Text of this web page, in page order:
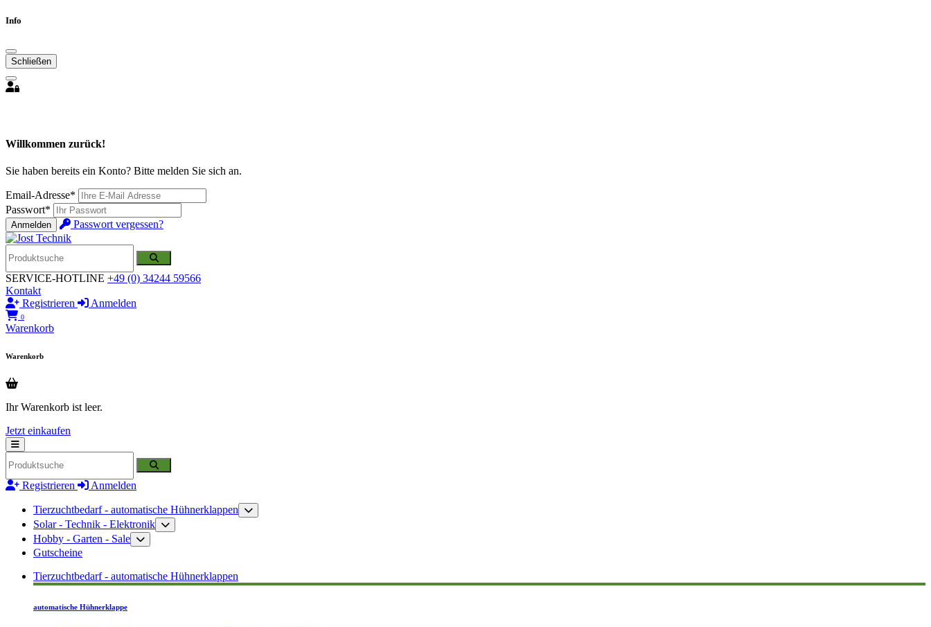
Info
Schließen
Willkommen zurück!
Sie haben bereits ein Konto? Bitte melden Sie sich an.
Email-Adresse*
Passwort*
Anmelden Passwort vergessen?
SERVICE-HOTLINE +49 (0) 34244 59566
Kontakt
Registrieren
Anmelden
0
Warenkorb
Warenkorb
Ihr Warenkorb ist leer.
Jetzt einkaufen
Registrieren Anmelden
Tierzuchtbedarf - automatische Hühnerklappen
Solar - Technik - Elektronik
Hobby - Garten - Sale
Gutscheine
Tierzuchtbedarf - automatische Hühnerklappen
automatische Hühnerklappe